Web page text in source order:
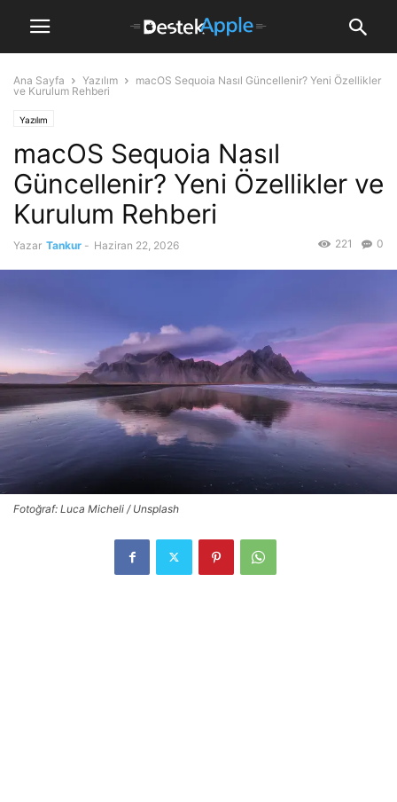
Ana Sayfa Yazılım
macOS Sequoia Nasıl Güncellenir? Yeni Özellikler
ve Kurulum Rehberi
Yazılım
macOS Sequoia Nasıl
Güncellenir? Yeni Özellikler ve
Kurulum Rehberi
Yazar Tankur - Haziran 22, 2026 0
221
Fotoğraf: Luca Micheli / Unsplash